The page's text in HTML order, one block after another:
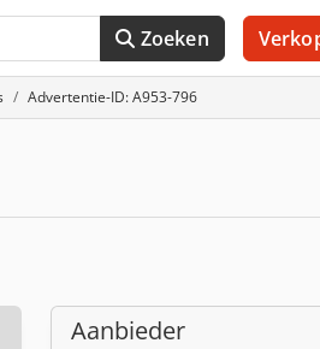
Zoeken
Advertentie-ID: A953-796
Aanbieder